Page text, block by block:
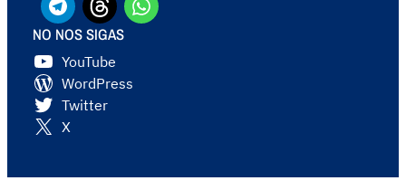
NO NOS SIGAS
YouTube
WordPress
Twitter
X